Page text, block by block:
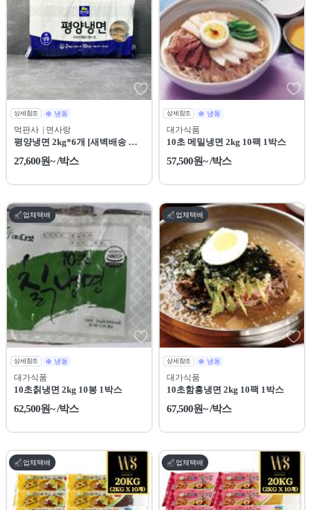
상세참조 냉동
먹판사 | 면사랑
평양냉면 2kg*6개 [새벽배송 전
용상품]
27,600원~ /박스
상세참조 냉동
대가식품
10초 메밀냉면 2kg 10팩 1박스
57,500원~ /박스
업체택배
상세참조 냉동
대가식품
10초칡냉면 2kg 10봉 1박스
62,500원~ /박스
업체택배
상세참조 냉동
대가식품
10초함흥냉면 2kg 10팩 1박스
67,500원~ /박스
업체택배 업체택배